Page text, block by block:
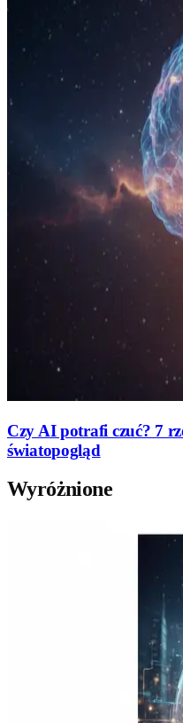
Czy AI potrafi czuć? 7
światopogląd
Wyróżnione